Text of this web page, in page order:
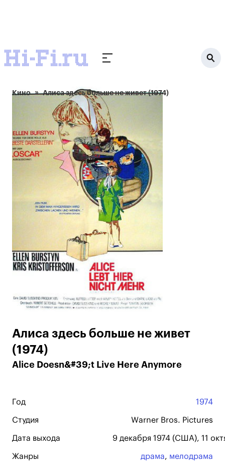
Кино Алиса здесь больше не живет (1974)
Алиса здесь больше не живет
(1974)
Alice Doesn&#39;t Live Here Anymore
Год 1974
Студия Warner Bros. Pictures
Дата выхода 9 декабря 1974 (США), 11
Жанры драма, мелодрама